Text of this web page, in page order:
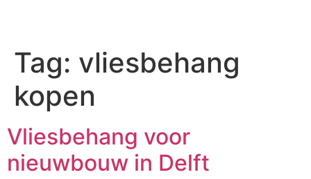
Tag: vliesbehang
kopen
Vliesbehang voor
nieuwbouw in Delft